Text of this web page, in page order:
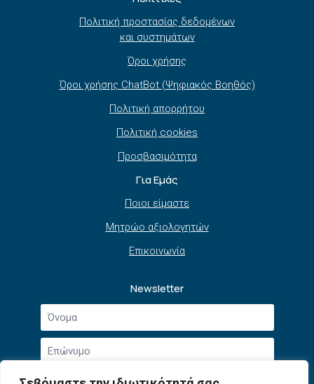
Πολιτική προστασίας δεδομένων
και συστημάτων
Όροι χρήσης
Όροι χρήσης ChatBot (Ψηφιακός Βοηθός)
Πολιτική απορρήτου
Πολιτική cookies
Προσβασιμότητα
Για Εμάς
Ποιοι είμαστε
Μητρώο αξιολογητών
Επικοινωνία
Newsletter
Όνομα
Επώνυμο
Email